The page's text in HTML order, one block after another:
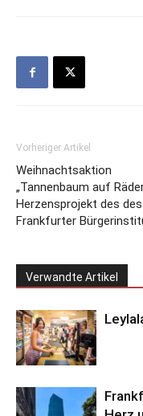
Vorheriger Artikel
Weihnachtsaktion
„Tannenbaum auf
Herzensprojekt des des
Frankfurter
Verwandte Artikel